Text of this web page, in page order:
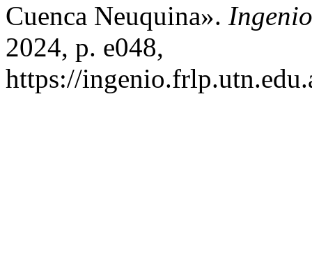
Cuenca Neuquina».
2024, p. e048,
https://